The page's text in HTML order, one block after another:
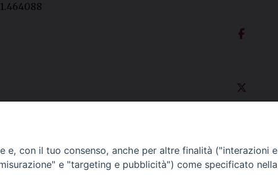
con il tuo consenso, anche per altre finalità ("interazioni e
e "targeting e pubblicità") come specificato nella